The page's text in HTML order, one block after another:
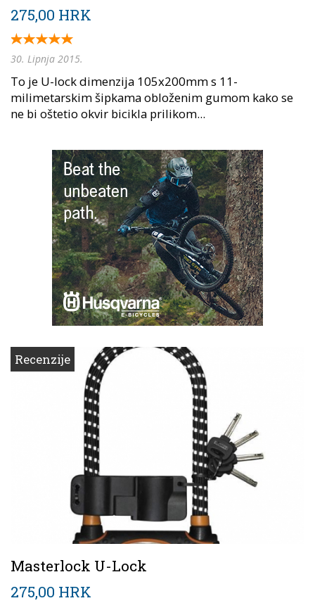
275,00 HRK
30. Lipnja 2015.
To je U-lock dimenzija 105x200mm s 11-
milimetarskim šipkama obloženim gumom kako se
ne bi oštetio okvir bicikla prilikom...
Recenzije
Masterlock U-Lock
275,00 HRK